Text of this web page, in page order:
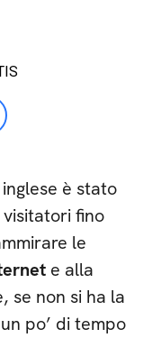
è stato
fino
le
e alla
se non si ha la
po’ di tempo